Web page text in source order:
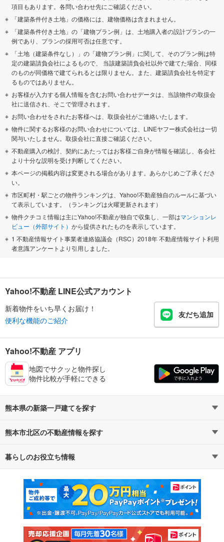
項目もあります。各問い合わせ先にご確認ください。
「建築条件付き土地」の価格には、建物価格は含まれません。
「建築条件付き土地」の「建物プラン例」は、土地購入者の設計プランの一
例であり、プランの採用可否は任意です。
「土地（建築条件なし）」の「建物プラン例」に関して、そのプラン例は特
定の建築請負会社によるもので、 当該建築請負会社以外で建てた場合、同様
のものが同価格で建てられるとは限りません。また、建築請負会社を特定す
るものではありません。
お客様が入力する個人情報を含むお問い合わせデータは、当該物件の取扱会
社に送信され、そこで管理されます。
お問い合わせをされたお客様へは、取扱会社がご連絡いたします。
物件に関するお客様のお問い合わせについては、LINEヤフー株式会社は一切
関与いたしません。取扱会社に直接ご確認ください。
不動産購入の検討、契約にあたってはお客様ご自身が情報を確認し、各会社
より十分な説明を受け判断してください。
本ページの掲載内容は変更される場合があります。あらかじめご了承くださ
い。
市区町村・駅ごとの物件ランキングは、Yahoo!不動産独自のルールに基づい
て表示しています。（ランキングは火曜更新されます）
物件クチコミ情報は主にYahoo!不動産が独自で収集し、一部はマンションレ
ビュー（外部サイト） から提供されたものを表示しています。
1 不動産情報サイト事業者連絡協議会（RSC）2018年 不動産情報サイト利用
者意識アンケートより引用しました。
Yahoo!不動産 LINE公式アカウント
新着物件をいち早くお届け！
便利な機能のご紹介
友だち追加
Yahoo!不動産 アプリ
地図でサクッと物件探し
物件比較が手軽にできる
熊本県の新築一戸建てを探す
路線・駅から探す
通勤・通学時間から探す
熊本市北区の不動産情報を探す
不動産・住宅
新築マンション 中古マンション
新築一戸建て 中古一戸建て
注文住宅 土地
暮らしのお役立ち情報
マンションカタログ 教えて！住まいの先生